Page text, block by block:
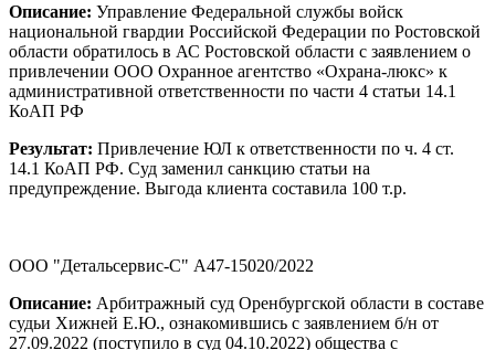
Описание: Управление Федеральной службы войск
национальной гвардии Российской Федерации по Ростовской
области обратилось в АС Ростовской области с заявлением о
привлечении ООО Охранное агентство «Охрана-люкс» к
административной ответственности по части 4 статьи 14.1
КоАП РФ
Результат: Привлечение ЮЛ к ответственности по ч. 4 ст.
14.1 КоАП РФ. Суд заменил санкцию статьи на
предупреждение. Выгода клиента составила 100 т.р.
ООО "Детальсервис-С" А47-15020/2022
Описание: Арбитражный суд Оренбургской области в составе
судьи Хижней Е.Ю., ознакомившись с заявлением б/н от
27.09.2022 (поступило в суд 04.10.2022) общества с